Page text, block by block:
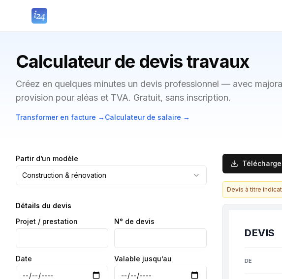
Calculateur de devis travaux
Créez en quelques minutes un devis professionnel — avec
provision pour aléas et TVA. Gratuit, sans inscription.
Transformer en facture → Calculateur de salaire →
Partir d’un modèle
Construction & rénovation
Détails du devis
Projet / prestation
N° de devis
Date Valable jusqu’au
Devis à titre
DEVIS
DE